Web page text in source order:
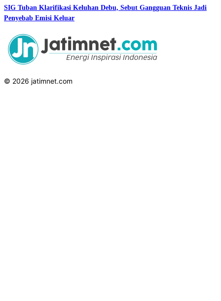
SIG Tuban Klarifikasi Keluhan Debu, Sebut Gangguan Teknis Jadi
Penyebab Emisi Keluar
© 2026 jatimnet.com